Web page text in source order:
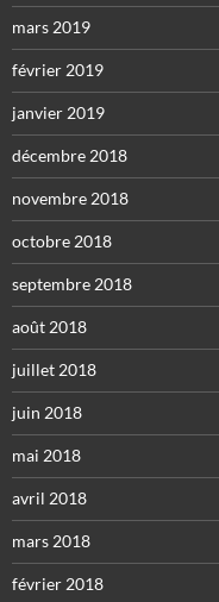
mars 2019
février 2019
janvier 2019
décembre 2018
novembre 2018
octobre 2018
septembre 2018
août 2018
juillet 2018
juin 2018
mai 2018
avril 2018
mars 2018
février 2018